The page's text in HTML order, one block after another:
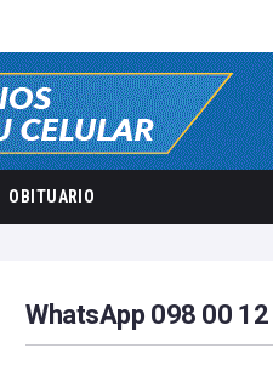
OBITUARIO
WhatsApp 098 00